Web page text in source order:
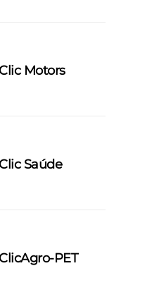
Clic Motors
Clic Saúde
ClicAgro-PET